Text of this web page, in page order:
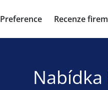
Preference Recenze firem
Nabídka